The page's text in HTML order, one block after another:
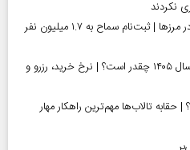
آغاز رسمی برنامه‌های اربعین ۱۴۰۵ در مرز‌ها | ثبت‌نام سماح به ۱.۷ میلیون نفر
قیمت قبر در بهشت زهرا (س) در سال ۱۴۰۵ چقدر است؟ | نرخ خرید، رزرو و
حقابه تالاب‌ها مهم‌ترین راهکار مهار